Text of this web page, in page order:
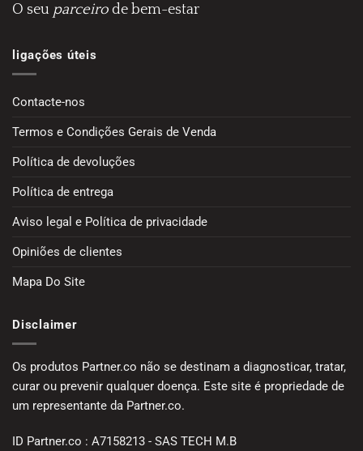
O seu parceiro de bem-estar
ligações úteis
Contacte-nos
Termos e Condições Gerais de Venda
Política de devoluções
Política de entrega
Aviso legal e Política de privacidade
Opiniões de clientes
Mapa Do Site
Disclaimer
Os produtos Partner.co não se destinam a diagnosticar, tratar,
curar ou prevenir qualquer doença. Este site é propriedade de
um representante da Partner.co.
ID Partner.co : A7158213 - SAS TECH M.B